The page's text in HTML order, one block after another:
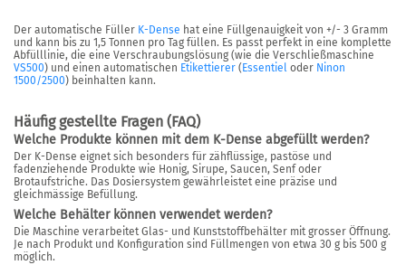
Der automatische Füller K-Dense hat eine Füllgenauigkeit von +/- 3 Gramm
und kann bis zu 1,5 Tonnen pro Tag füllen. Es passt perfekt in eine komplette
Abfülllinie, die eine Verschraubungslösung (wie die Verschließmaschine
VS500) und einen automatischen Etikettierer ( Essentiel oder Ninon
1500/2500) beinhalten kann.
Häufig gestellte Fragen (FAQ)
Welche Produkte können mit dem K-Dense abgefüllt werden?
Der K-Dense eignet sich besonders für zähflüssige, pastöse und
fadenziehende Produkte wie Honig, Sirupe, Saucen, Senf oder
Brotaufstriche. Das Dosiersystem gewährleistet eine präzise und
gleichmässige Befüllung.
Welche Behälter können verwendet werden?
Die Maschine verarbeitet Glas- und Kunststoffbehälter mit grosser Öffnung.
Je nach Produkt und Konfiguration sind Füllmengen von etwa 30 g bis 500 g
möglich.